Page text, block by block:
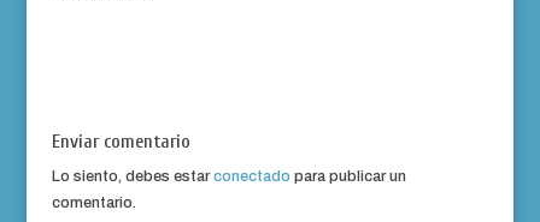
Enviar comentario
Lo siento, debes estarconectado para publicar un
comentario.